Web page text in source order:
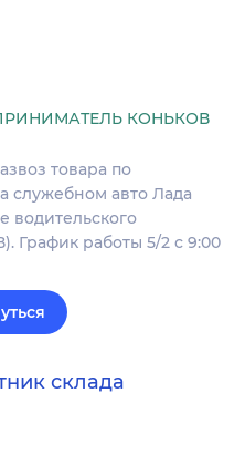
КОНЬКОВ
товара по
служебном авто Лада
водительского
График работы 5/2 с 9:00
склада